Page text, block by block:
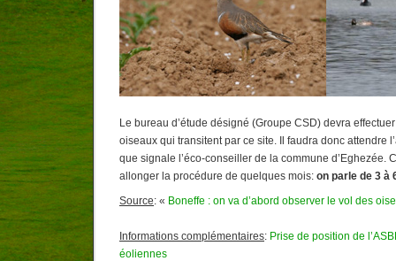
Le bureau d’étude désigné (Groupe CSD) devra
oiseaux qui transitent par ce site. Il faudra donc attendre
que signale l’éco-conseiller de la commune d’Eghezée.
allonger la procédure de quelques mois: on parle de 3 à
Source: « Boneffe : on va d’abord observer le vol des
Informations complémentaires: Prise de position de
éoliennes